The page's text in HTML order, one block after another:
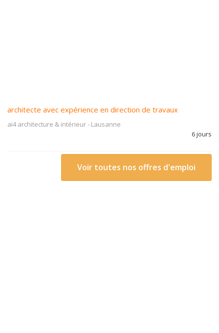
architecte avec expérience en direction de travaux
ai4 architecture & intérieur- Lausanne
6 jours
Voir toutes nos offres d'emploi